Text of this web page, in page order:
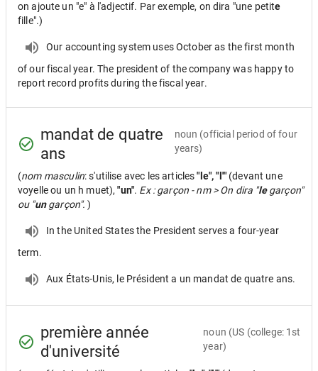
on ajoute un "e" à l'adjectif. Par exemple, on dira "une petite
fille".)
Our accounting system uses October as the first month
of our fiscal year. The president of the company was happy to
report record profits during the fiscal year.
mandat de quatre
ans
noun (official period of four
years)
(nom masculin: s'utilise avec les articles"le", "l'" (devant une
voyelle ou un h muet),"un". Ex : garçon - nm > On dira "legarçon"
ou "ungarçon".)
In the United States the President serves a four-year
term.
Aux États-Unis, le Président a un mandat de quatre ans.
première année
d'université
noun (US (college: 1st
year)